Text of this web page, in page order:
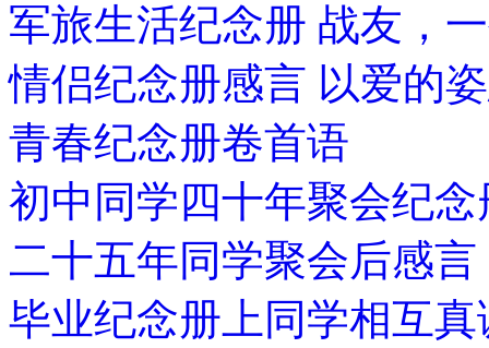
军旅生活纪念册 战友，
情侣纪念册感言 以爱的
青春纪念册卷首语
初中同学四十年聚会纪
二十五年同学聚会后感言
毕业纪念册上同学相互真